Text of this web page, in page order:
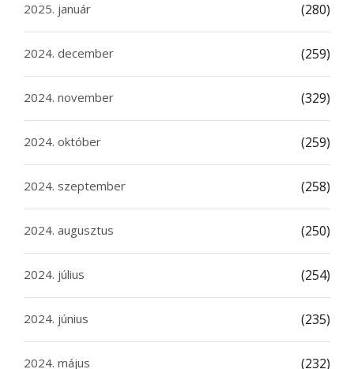
2025. január (280)
2024. december (259)
2024. november (329)
2024. október (259)
2024. szeptember (258)
2024. augusztus (250)
2024. július (254)
2024. június (235)
2024. május (232)